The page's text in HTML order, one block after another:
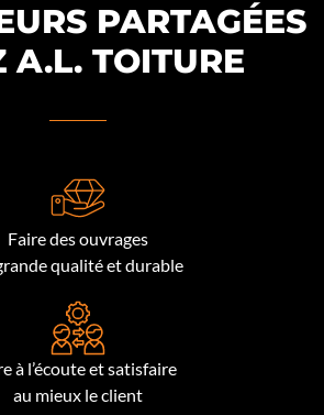
PARTAGÉES
A.L. TOITURE
Faire des ouvrages
qualité et durable
à l’écoute et satisfaire
au mieux le client